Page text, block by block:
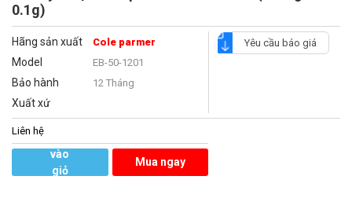
0.1g)
Hãng sản xuất Cole parmer
Model EB-50-1201
Bảo hành 12 Tháng
Xuất xứ
Yêu cầu báo giá
Liên hệ
vào
giỏ
Mua ngay